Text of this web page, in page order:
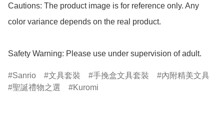
Cautions: The product image is for reference only. Any
color variance depends on the real product.
Safety Warning: Please use under supervision of adult.
Sanrio 文具套裝 手挽盒文具套裝
內附精美文具
聖誕禮物之選
Kuromi